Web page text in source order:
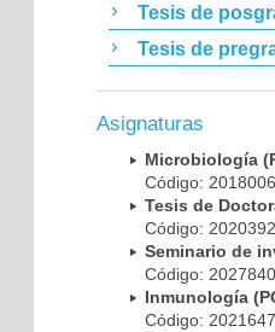
Tesis de
Tesis de
Asignaturas
Microbiología
Código:
Tesis de
Código:
Seminario de
Código:
Inmunología
Código: